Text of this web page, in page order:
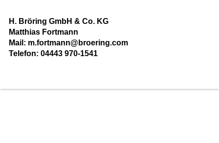
H. Bröring GmbH & Co. KG
Matthias Fortmann
Mail: m.fortmann@broering.com
Telefon: 04443 970-1541